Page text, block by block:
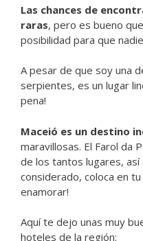
Las chances de
raras, pero es bueno
posibilidad para que
A pesar de que soy una
serpientes, es un lugar
pena!
Maceió es un destino
maravillosas. El Farol da
de los tantos lugares, así
considerado, coloca en
enamorar!
Aquí te dejo unas muy
hoteles de la región: